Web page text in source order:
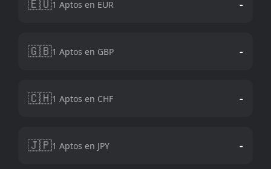
🇪🇺1 Aptos en EUR -
🇬🇧1 Aptos en GBP -
🇨🇭1 Aptos en CHF -
🇯🇵1 Aptos en JPY -